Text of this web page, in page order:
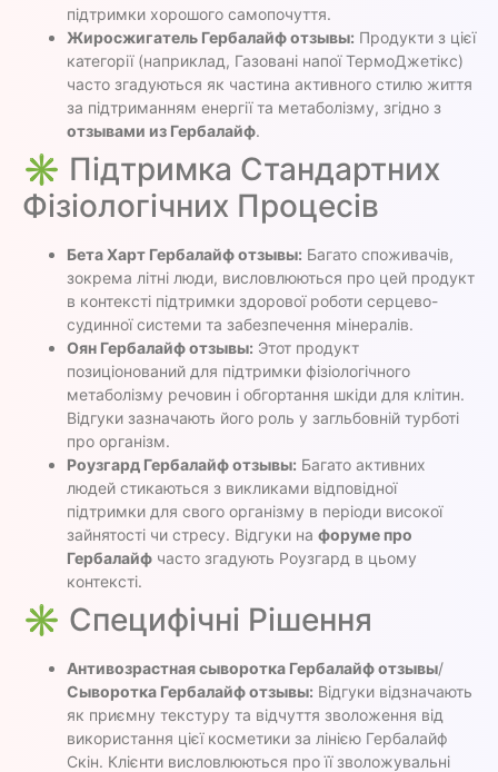
підтримки хорошого самопочуття.
Жиросжигатель Гербалайф отзывы: Продукти з цієї
категорії (наприклад, Газовані напої ТермоДжетікс)
часто згадуються як частина активного стилю життя
за підтриманням енергії та метаболізму, згідно з
отзывами из Гербалайф.
✳️ Підтримка Стандартних
Фізіологічних Процесів
Бета Харт Гербалайф отзывы: Багато споживачів,
зокрема літні люди, висловлюються про цей продукт
в контексті підтримки здорової роботи серцево-
судинної системи та забезпечення мінералів.
Оян Гербалайф отзывы: Этот продукт
позиціонований для підтримки фізіологічного
метаболізму речовин і обгортання шкіди для клітин.
Відгуки зазначають його роль у загльбовній турботі
про організм.
Роузгард Гербалайф отзывы: Багато активних
людей стикаються з викликами відповідної
підтримки для свого організму в періоди високої
зайнятості чи стресу. Відгуки на форуме про
Гербалайф часто згадують Роузгард в цьому
контексті.
✳️ Специфічні Рішення
Антивозрастная сыворотка Гербалайф отзывы/
Сыворотка Гербалайф отзывы: Відгуки відзначають
як приємну текстуру та відчуття зволоження від
використання цієї косметики за лінією Гербалайф
Скін. Клієнти висловлюються про її зволожувальні